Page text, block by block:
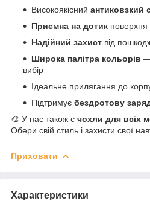
Високоякісний антиковзкий
Приємна на дотик поверхня
Надійний захист від
Широка палітра кольорів
вибір
Ідеальне прилягання до
Підтримує бездротову
🎨 У нас також є чохли для всіх
Обери свій стиль і захисти свої
Приховати
Характеристики